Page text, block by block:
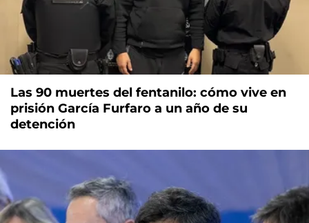
Las 90 muertes del fentanilo: cómo vive en
prisión García Furfaro a un año de su
detención